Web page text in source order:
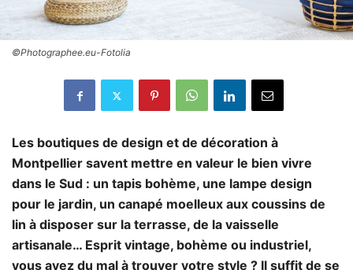
©Photographee.eu-Fotolia
Les boutiques de design et de décoration à
Montpellier savent mettre en valeur le bien vivre
dans le Sud : un tapis bohème, une lampe design
pour le jardin, un canapé moelleux aux coussins de
lin à disposer sur la terrasse, de la vaisselle
artisanale… Esprit vintage, bohème ou industriel,
vous avez du mal à trouver votre style ? Il suffit de se